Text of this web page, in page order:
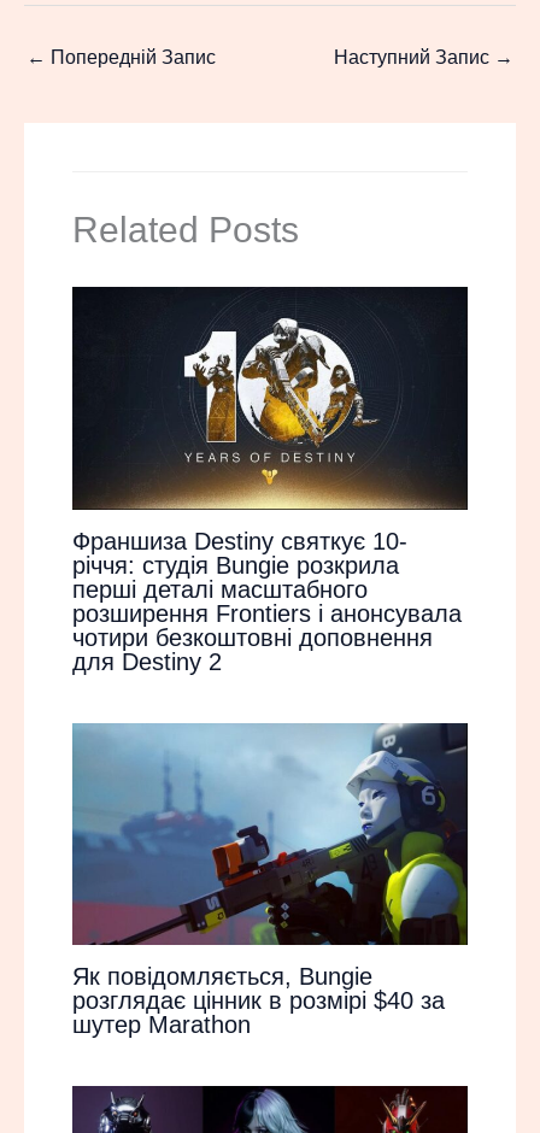
← Попередній Запис Наступний Запис →
Related Posts
Франшиза Destiny святкує 10-
річчя: студія Bungie розкрила
перші деталі масштабного
розширення Frontiers і анонсувала
чотири безкоштовні доповнення
для Destiny 2
Як повідомляється, Bungie
розглядає цінник в розмірі $40 за
шутер Marathon